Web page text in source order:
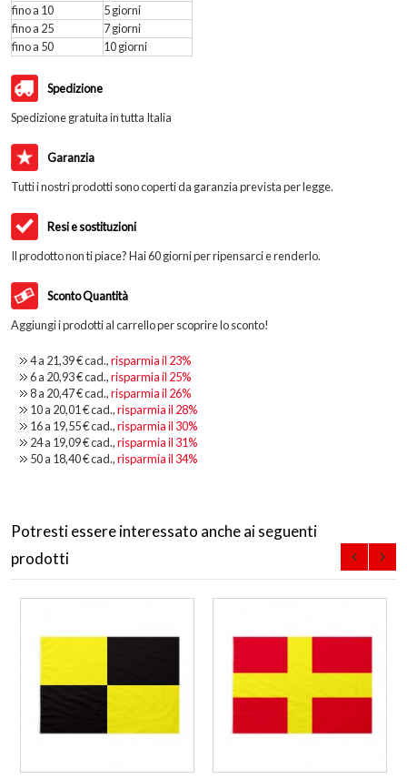
fino a 10
5 giorni
fino a 25
7 giorni
fino a 50
10 giorni
Spedizione
Spedizione gratuita in tutta Italia
Garanzia
Tutti i nostri prodotti sono coperti da garanzia prevista per legge.
Resi e sostituzioni
Il prodotto non ti piace? Hai 60 giorni per ripensarci e renderlo.
Sconto Quantità
Aggiungi i prodotti al carrello per scoprire lo sconto!
4 a 21,39 €cad.,risparmia il 23%
6 a 20,93 €cad.,risparmia il 25%
8 a 20,47 €cad.,risparmia il 26%
10 a 20,01 €cad.,risparmia il 28%
16 a 19,55 €cad.,risparmia il 30%
24 a 19,09 €cad.,risparmia il 31%
50 a 18,40 €cad.,risparmia il 34%
Potresti essere interessato anche ai seguenti
prodotti